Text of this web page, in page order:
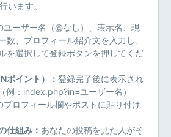
います。
ユーザー名（@なし）、表示名、現
数、プロフィール紹介文を入力し、
を選択して登録ボタンを押してくだ
ポイント）： 登録完了後に表示され
例：index.php?in=ユーザー名）
プロフィール欄やポストに貼り付け
仕組み： あなたの投稿を見た人がそ